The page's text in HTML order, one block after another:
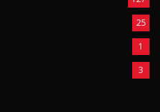
25
1
3